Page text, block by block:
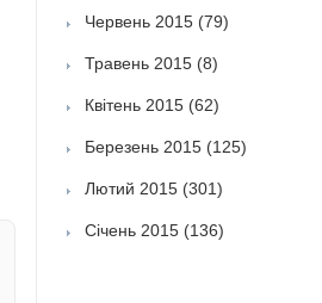
Червень 2015(79)
Травень 2015(8)
Квітень 2015(62)
Березень 2015(125)
Лютий 2015(301)
Січень 2015(136)